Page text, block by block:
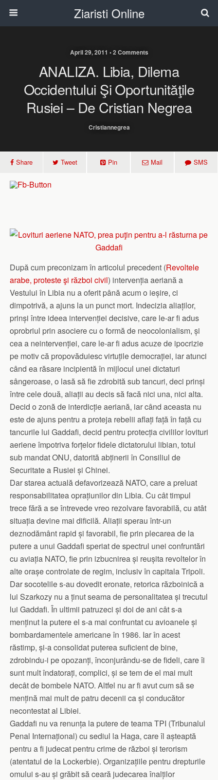
Ziaristi Online
April 29, 2011 • 2 Comments
ANALIZA. Libia, Dilema
Occidentului Şi Oportunităţile
Rusiei – De Cristian Negrea
Cristiannegrea
Share Tweet Pin Mail SMS
După cum preconizam în articolul precedent (Revoltele
arabe, proteste şi război civil) intervenția aeriană a
Vestului în Libia nu a oferit până acum o ieșire, ci
dimpotrivă, a ajuns la un punct mort. Indecizia aliaților,
prinși între ideea intervenției decisive, care le-ar fi adus
oprobriul prin asociere cu o formă de neocolonialism, și
cea a neintervenției, care le-ar fi adus acuze de ipocrizie
pe motiv că propovăduiesc virtuțile democrației, iar atunci
când ea răsare incipientă în mijlocul unei dictaturi
sângeroase, o lasă să fie zdrobită sub tancuri, deci prinși
între cele două, aliații au decis să facă nici una, nici alta.
Decid o zonă de interdicție aeriană, iar când aceasta nu
este de ajuns pentru a proteja rebelii aflați față în față cu
tancurile lui Gaddafi, decid pentru protecția civililor lovituri
aeriene împotriva forțelor fidele dictatorului libian, totul
sub mandat ONU, datorită abținerii în Consiliul de
Securitate a Rusiei și Chinei.
Dar starea actuală defavorizează NATO, care a preluat
responsabilitatea oprațiunilor din Libia. Cu cât timpul
trece fără a se întrevede vreo rezolvare favorabilă, cu atât
situația devine mai dificilă. Aliații sperau într-un
deznodământ rapid și favorabil, fie prin plecarea de la
putere a unui Gaddafi speriat de spectrul unei confruntări
cu aviația NATO, fie prin izbucnirea și reușita revoltelor în
alte orașe controlate de regim, inclusiv în capitala Tripoli.
Dar socotelile s-au dovedit eronate, retorica războinică a
lui Szarkozy nu a ținut seama de personalitatea și trecutul
lui Gaddafi. În ultimii patruzeci și doi de ani cât s-a
menținut la putere el s-a mai confruntat cu avioanele și
bombardamentele americane în 1986. Iar în acest
răstimp, și-a consolidat puterea suficient de bine,
zdrobindu-i pe opozanți, înconjurându-se de fideli, care îi
sunt mult îndatorați, complici, și se tem de el mai mult
decât de bombele NATO. Altfel nu ar fi avut cum să se
mențină mai mult de patru decenii ca și conducător
necontestat al Libiei.
Gaddafi nu va renunța la putere de teama TPI (Tribunalul
Penal Internațional) cu sediul la Haga, care îl așteaptă
pentru a fi judecat pentru crime de război și terorism
(atentatul de la Lockerbie). Organizațiile pentru drepturile
omului s-au și grăbit să ceară judecarea înalților